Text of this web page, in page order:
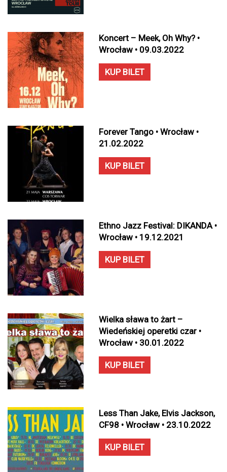
Koncert – Meek, Oh Why? •
Wrocław • 09.03.2022
KUP BILET
Forever Tango • Wrocław •
21.02.2022
KUP BILET
Ethno Jazz Festival: DIKANDA •
Wrocław • 19.12.2021
KUP BILET
Wielka sława to żart –
Wiedeńskiej operetki czar •
Wrocław • 30.01.2022
KUP BILET
Less Than Jake, Elvis Jackson,
CF98 • Wrocław • 23.10.2022
KUP BILET